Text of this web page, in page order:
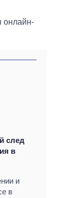
онлайн-
след
в
и
в